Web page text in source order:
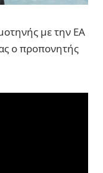
με την ΕΑ
ο προπονητής